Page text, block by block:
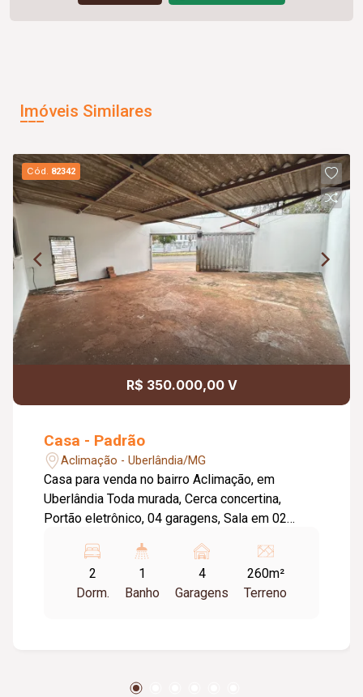
Imóveis Similares
Cód. 82342
R$ 350.000,00 V
Casa - Padrão
Aclimação - Uberlândia/MG
Casa para venda no bairro Aclimação, em
Uberlândia Toda murada, Cerca concertina,
Portão eletrônico, 04 garagens, Sala em 02
Lavanderia, Quintal, Piso cerâmica. Parte de laje
e parte forro PVC. Metragem Terreno: 259,58m².
Metragem Construída: Aproximadamente
2
Dorm.
1
Banho
4
Garagens
260m²
Terreno